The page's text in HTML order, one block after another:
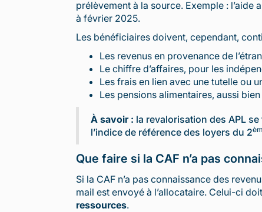
prélèvement à la source. Exemple :
à février 2025.
Les bénéficiaires doivent, cependant,
Les revenus en provenance de
Le chiffre d’affaires, pour les
Les frais en lien avec une tutelle ou
Les pensions alimentaires, aussi
À savoir : la revalorisation des APL se
l’indice de référence des loyers du 2
Que faire si la CAF n’a pas
Si la CAF n’a pas connaissance des
mail est envoyé à l’allocataire. Celui-ci
ressources.